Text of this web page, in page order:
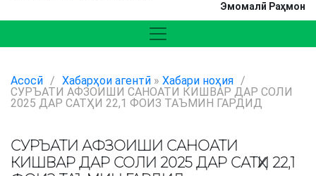
Эмомалӣ Раҳмон
Асосӣ / Хабарҳои агентӣ » Хабари ноҳия /
СУРЪАТИ АФЗОИШИ САНОАТИ КИШВАР ДАР СОЛИ
2025 ДАР САТҲИ 22,1 ФОИЗ ТАЪМИН ГАРДИД
СУРЪАТИ АФЗОИШИ САНОАТИ
КИШВАР ДАР СОЛИ 2025 ДАР САТҲИ 22,1